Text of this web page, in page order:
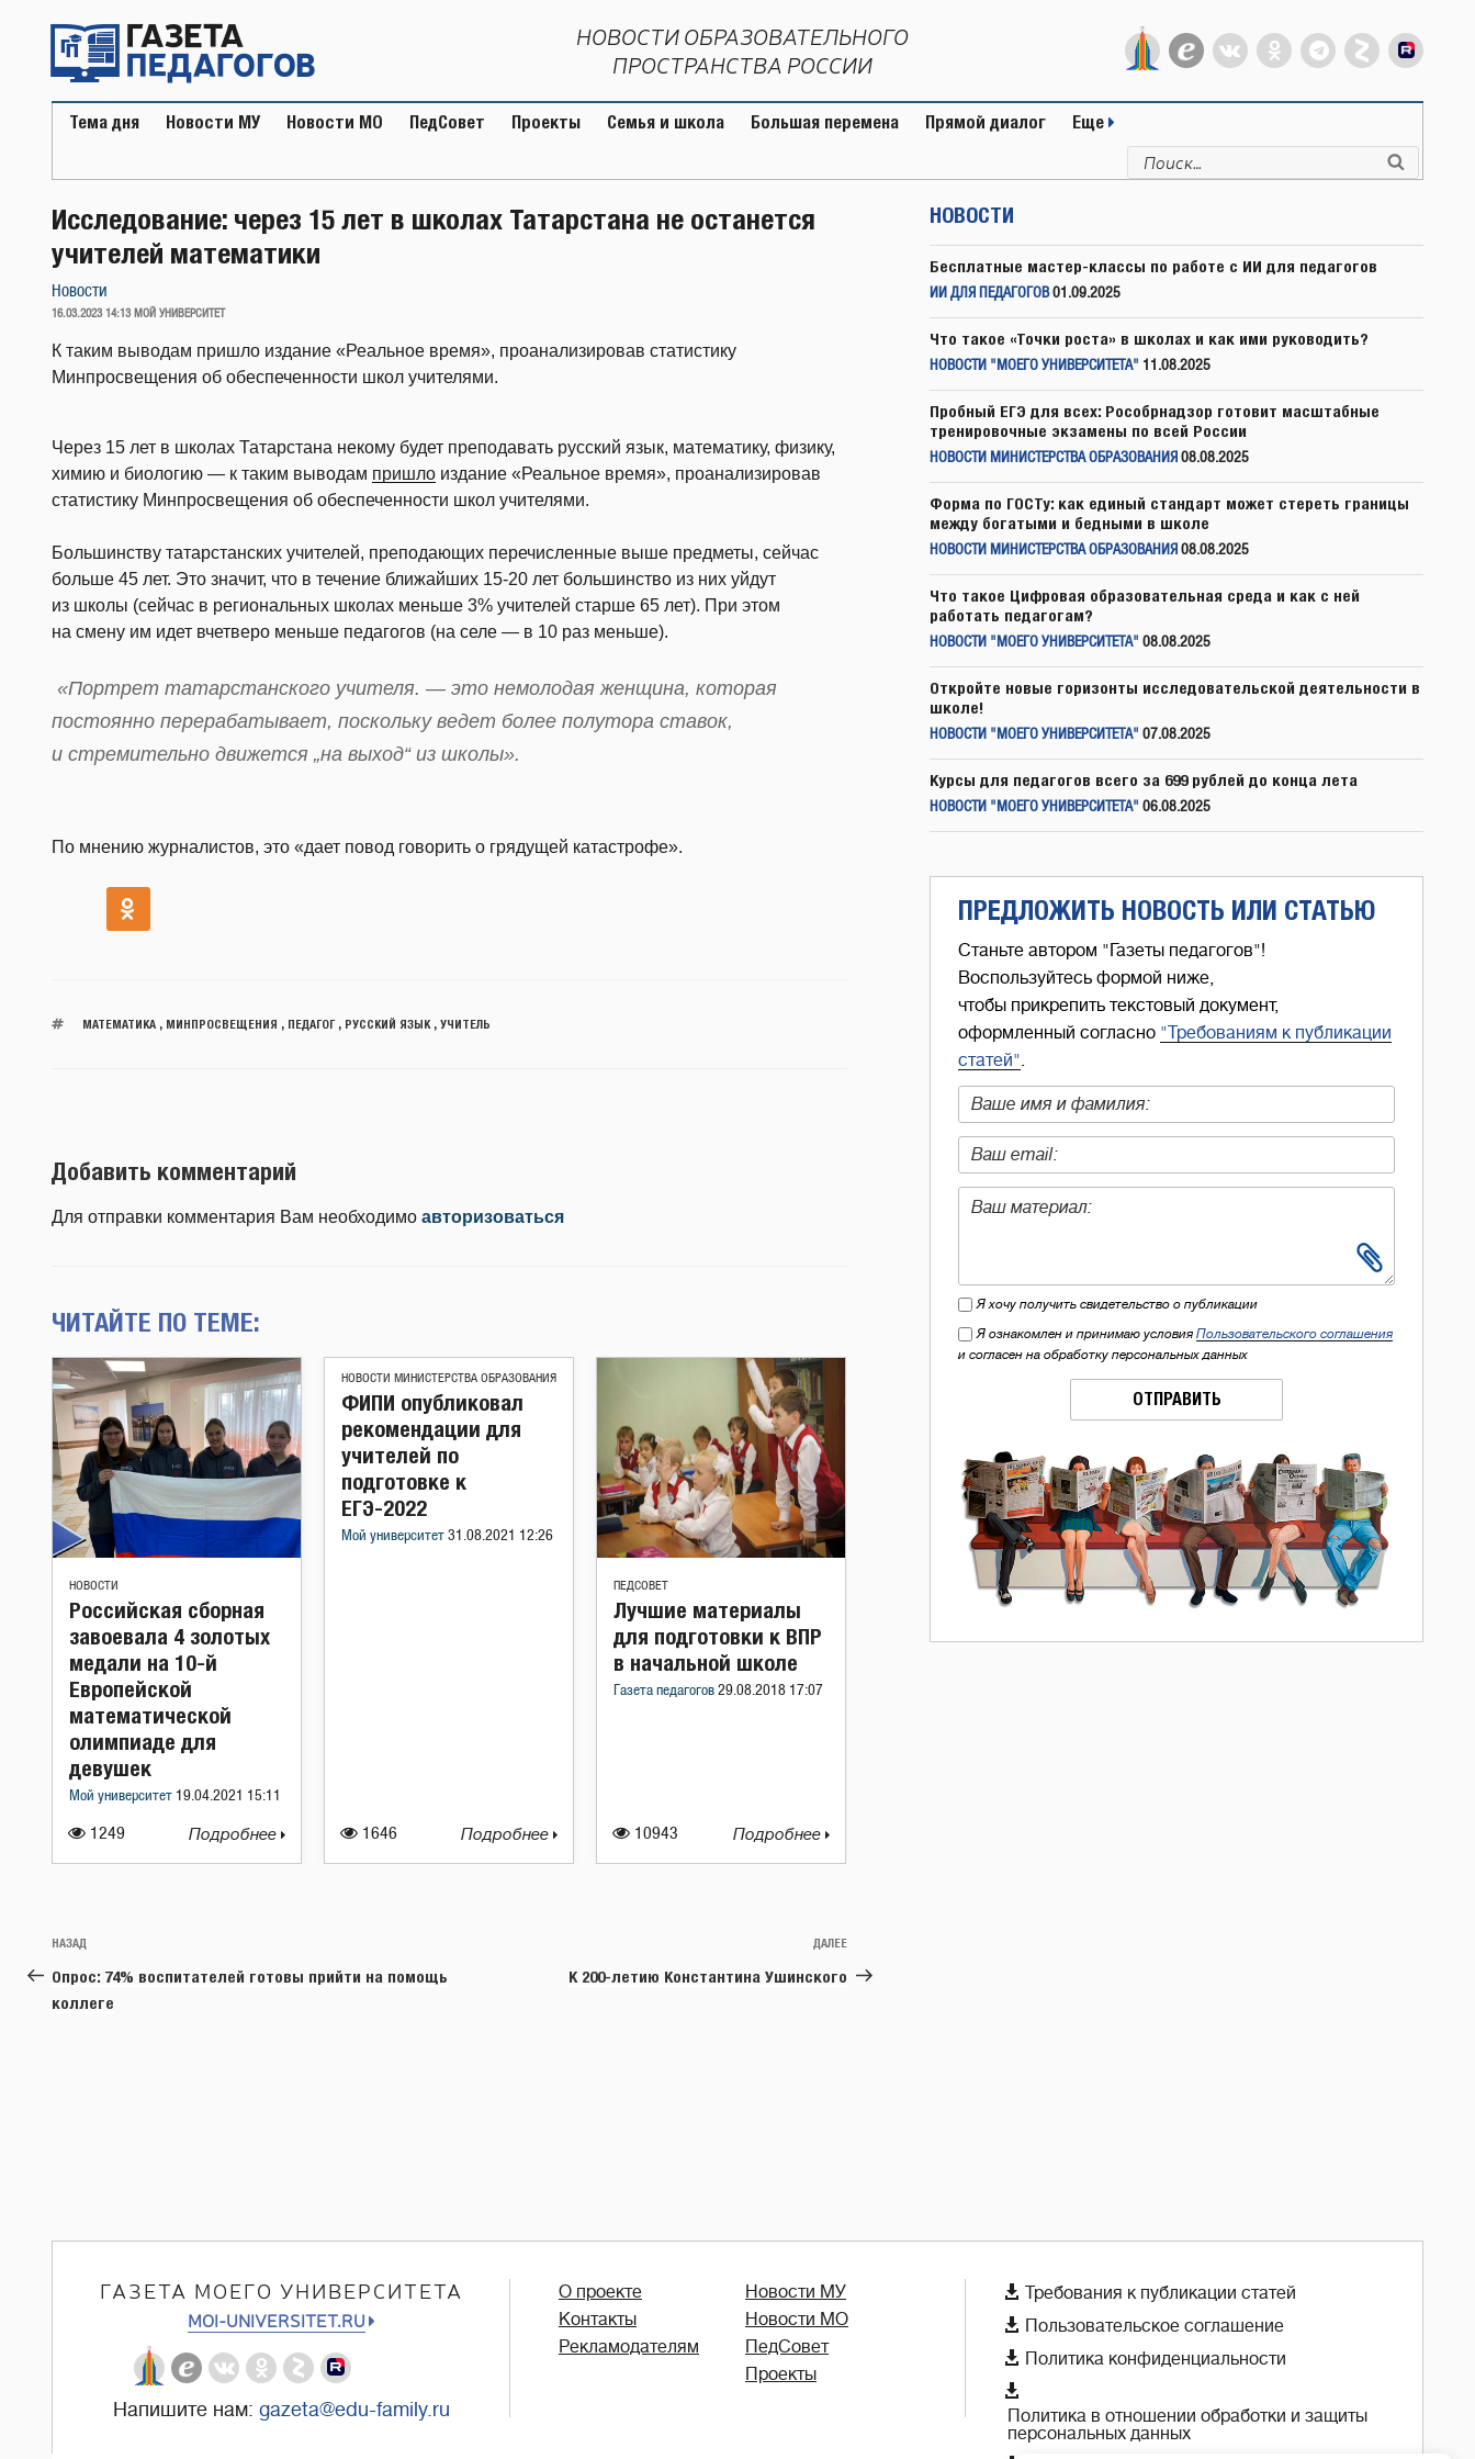
содержимому
НОВОСТИ ОБРАЗОВАТЕЛЬНОГО
ПРОСТРАНСТВА РОССИИ
Тема дня Новости МУ Новости МО ПедСовет Проекты Семья и школа Большая перемена Прямой диалог Еще
Искать:
Исследование: через 15 лет в школах Татарстана не останется
учителей математики
Новости
ОПУБЛИКОВАНО
16.03.2023 14:13 МОЙ УНИВЕРСИТЕТ
К таким выводам пришло издание «Реальное время», проанализировав статистику
Минпросвещения об обеспеченности школ учителями.
Через 15 лет в школах Татарстана некому будет преподавать русский язык, математику, физику,
химию и биологию — к таким выводам пришло издание «Реальное время», проанализировав
статистику Минпросвещения об обеспеченности школ учителями.
Большинству татарстанских учителей, преподающих перечисленные выше предметы, сейчас
больше 45 лет. Это значит, что в течение ближайших 15-20 лет большинство из них уйдут
из школы (сейчас в региональных школах меньше 3% учителей старше 65 лет). При этом
на смену им идет вчетверо меньше педагогов (на селе — в 10 раз меньше).
«Портрет татарстанского учителя. — это немолодая женщина, которая
постоянно перерабатывает, поскольку ведет более полутора ставок,
и стремительно движется „на выход“ из школы».
По мнению журналистов, это «дает повод говорить о грядущей катастрофе».
МАТЕМАТИКА, МИНПРОСВЕЩЕНИЯ , ПЕДАГОГ, РУССКИЙ ЯЗЫК, УЧИТЕЛЬ
Добавить комментарий
Для отправки комментария Вам необходимо авторизоваться
ЧИТАЙТЕ ПО ТЕМЕ:
НОВОСТИ
1249
Российская сборная
завоевала 4 золотых
медали на 10-й
Европейской
математической
олимпиаде для
девушек
Мой университет 19.04.2021 15:11
Подробнее
НОВОСТИ МИНИСТЕРСТВА ОБРАЗОВАНИЯ
1646
ФИПИ опубликовал
рекомендации для
учителей по
подготовке к
ЕГЭ-2022
Мой университет 31.08.2021 12:26
Подробнее
ПЕДСОВЕТ
10943
Лучшие материалы
для подготовки к ВПР
в начальной школе
Газета педагогов 29.08.2018 17:07
Подробнее
Навигация
по
записям
Предыдущая
запись:
НАЗАД
Опрос: 74% воспитателей готовы прийти на помощь
коллеге
Следующая
запись
ДАЛЕЕ
К 200-летию Константина Ушинского
НОВОСТИ
Бесплатные мастер-классы по работе с ИИ для педагогов
ИИ ДЛЯ ПЕДАГОГОВ 01.09.2025
Что такое «Точки роста» в школах и как ими руководить?
НОВОСТИ "МОЕГО УНИВЕРСИТЕТА" 11.08.2025
Пробный ЕГЭ для всех: Рособрнадзор готовит масштабные
тренировочные экзамены по всей России
НОВОСТИ МИНИСТЕРСТВА ОБРАЗОВАНИЯ 08.08.2025
Форма по ГОСТу: как единый стандарт может стереть границы
между богатыми и бедными в школе
НОВОСТИ МИНИСТЕРСТВА ОБРАЗОВАНИЯ 08.08.2025
Что такое Цифровая образовательная среда и как с ней
работать педагогам?
НОВОСТИ "МОЕГО УНИВЕРСИТЕТА" 08.08.2025
Откройте новые горизонты исследовательской деятельности в
школе!
НОВОСТИ "МОЕГО УНИВЕРСИТЕТА" 07.08.2025
Курсы для педагогов всего за 699 рублей до конца лета
НОВОСТИ "МОЕГО УНИВЕРСИТЕТА" 06.08.2025
ПРЕДЛОЖИТЬ НОВОСТЬ ИЛИ СТАТЬЮ
Станьте автором "Газеты педагогов"!
Воспользуйтесь формой ниже,
чтобы прикрепить текстовый документ,
оформленный согласно "Требованиям к публикации
статей".
Я хочу получить свидетельство о публикации
Я ознакомлен и принимаю условия Пользовательского соглашения
и согласен на обработку персональных данных
ОТПРАВИТЬ
ГАЗЕТА МОЕГО УНИВЕРСИТЕТА
MOI-UNIVERSITET.RU
Напишите нам: gazeta@edu-family.ru
О проекте
Контакты
Рекламодателям
Новости МУ
Новости МО
ПедСовет
Проекты
 Требования к публикации статей
 Пользовательское соглашение
 Политика конфиденциальности

Политика в отношении обработки и защиты
персональных данных